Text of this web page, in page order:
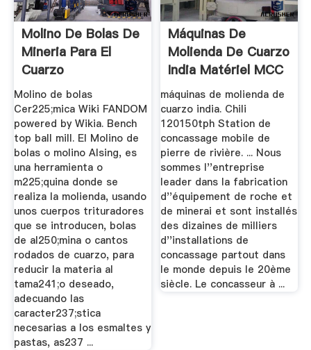
Molino De Bolas De
Mineria Para El
Cuarzo
Molino de bolas
Cer225;mica Wiki FANDOM
powered by Wikia. Bench
top ball mill. El Molino de
bolas o molino Alsing, es
una herramienta o
m225;quina donde se
realiza la molienda, usando
unos cuerpos trituradores
que se introducen, bolas
de al250;mina o cantos
rodados de cuarzo, para
reducir la materia al
tama241;o deseado,
adecuando las
caracter237;stica
necesarias a los esmaltes y
pastas, as237 ...
Máquinas De
Molienda De Cuarzo
India Matériel MCC
...
máquinas de molienda de
cuarzo india. Chili
120150tph Station de
concassage mobile de
pierre de rivière. ... Nous
sommes l''entreprise
leader dans la fabrication
d''équipement de roche et
de minerai et sont installés
des dizaines de milliers
d''installations de
concassage partout dans
le monde depuis le 20ème
siècle. Le concasseur à ...